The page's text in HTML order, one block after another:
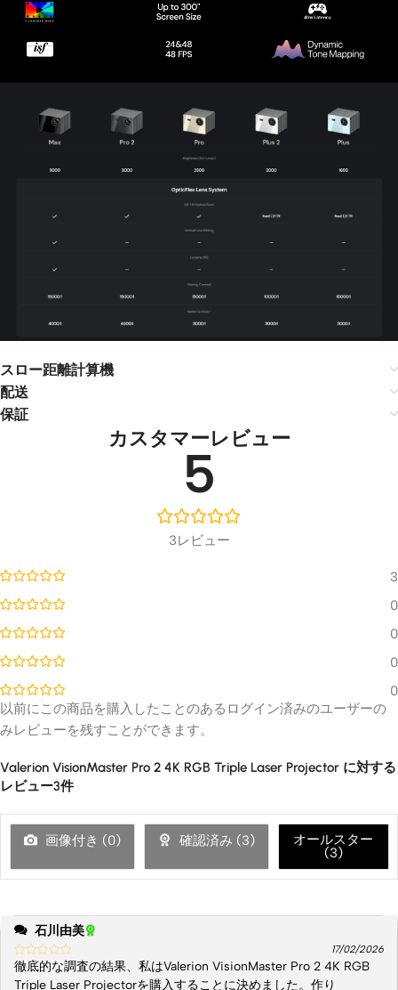
スロー距離計算機
配送
保証
カスタマーレビュー
5
3レビュー
3
0
0
0
0
Valerion VisionMaster Pro 2 4K RGB Triple Laser Projector に対する
レビュー3件
画像付き (0) 確認済み (3)
オールスター
(3)
石川由美
17/02/2026
徹底的な調査の結果、私はValerion VisionMaster Pro 2 4K RGB
Triple Laser Projectorを購入することに決めました。作り
以前にこの商品を購入したことのあるログイン済みのユーザーの
みレビューを残すことができます。